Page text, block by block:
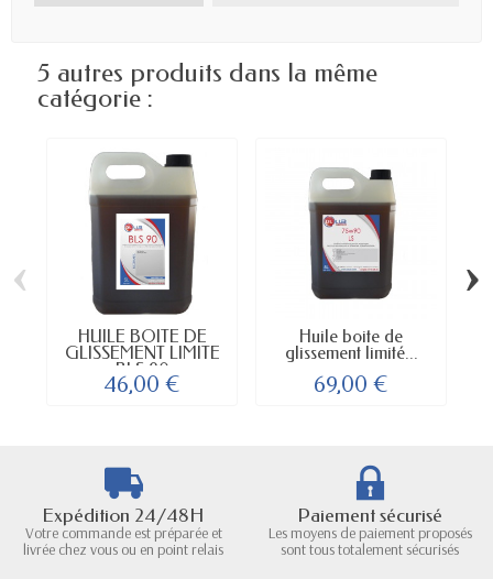
5 autres produits dans la même
catégorie :
HUILE BOITE DE
GLISSEMENT LIMITE
BLS 90
46,00 €
Huile boite de
glissement limité...
69,00 €
‹ ›
Expédition 24/48H
Votre commande est préparée et
livrée chez vous ou en point relais
Paiement sécurisé
Les moyens de paiement proposés
sont tous totalement sécurisés